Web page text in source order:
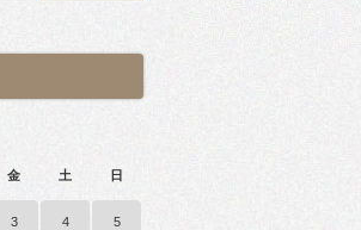
金 土 日
3 4 5